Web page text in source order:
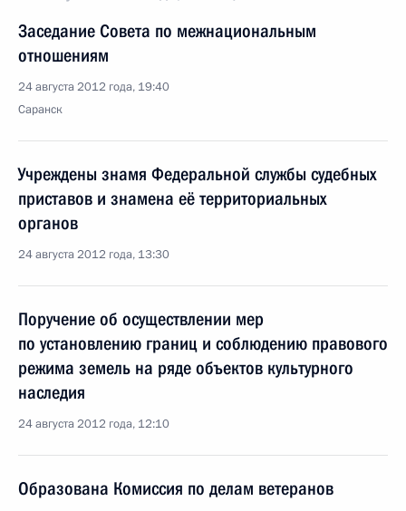
Заседание Совета по межнациональным
отношениям
24 августа 2012 года, 19:40
Саранск
Учреждены знамя Федеральной службы судебных
приставов и знамена её территориальных
органов
24 августа 2012 года, 13:30
Поручение об осуществлении мер
по установлению границ и соблюдению правового
режима земель на ряде объектов культурного
наследия
24 августа 2012 года, 12:10
Образована Комиссия по делам ветеранов